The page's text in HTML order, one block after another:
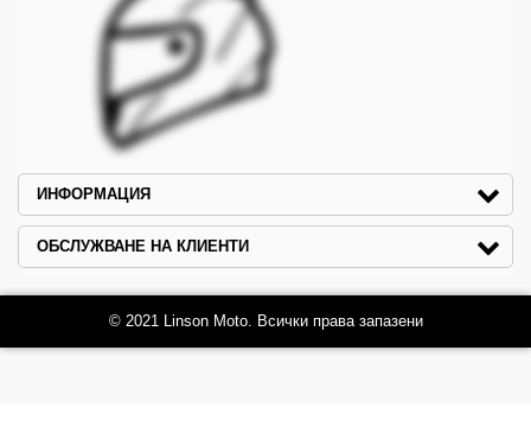
ИНФОРМАЦИЯ
ОБСЛУЖВАНЕ НА КЛИЕНТИ
© 2021 Linson Moto. Всички права запазени